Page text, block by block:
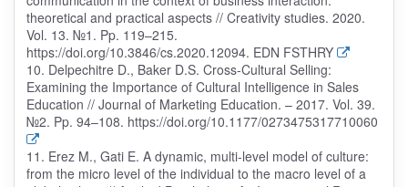
theoretical and practical aspects // Creativity studies. 2020.
Vol. 13. №1. Pp. 119–215.
https://doi.org/10.3846/cs.2020.12094. EDN FSTHRY
10. Delpechitre D., Baker D.S. Cross-Cultural Selling:
Examining the Importance of Cultural Intelligence in Sales
Education // Journal of Marketing Education. – 2017. Vol. 39.
№2. Pp. 94–108. https://doi.org/10.1177/0273475317710060
11. Erez M., Gati E. A dynamic, multi-level model of culture:
from the micro level of the individual to the macro level of a